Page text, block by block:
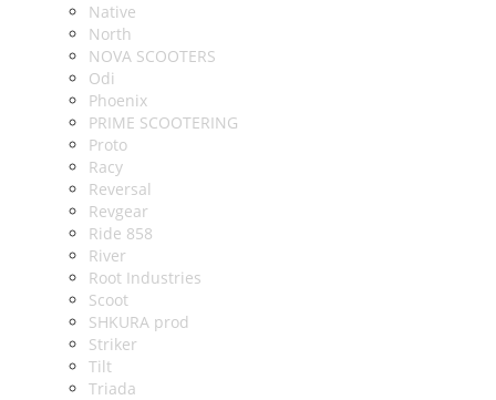
Native
North
NOVA SCOOTERS
Odi
Phoenix
PRIME SCOOTERING
Proto
Racy
Reversal
Revgear
Ride 858
River
Root Industries
Scoot
SHKURA рrоd
Striker
Tilt
Triada